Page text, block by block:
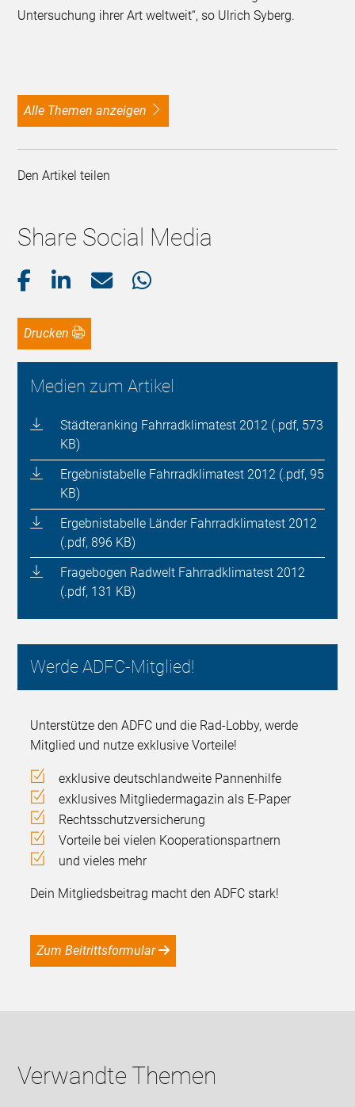
Untersuchung ihrer Art weltweit“, so Ulrich Syberg.
alle Themen anzeigen
Den Artikel teilen
Share Social Media
Drucken
Medien zum Artikel
Städteranking Fahrradklimatest 2012 (.pdf, 573
KB)
Ergebnistabelle Fahrradklimatest 2012 (.pdf, 95
KB)
Ergebnistabelle Länder Fahrradklimatest 2012
(.pdf, 896 KB)
Fragebogen Radwelt Fahrradklimatest 2012
(.pdf, 131 KB)
Werde ADFC-Mitglied!
Unterstütze den ADFC und die Rad-Lobby, werde
Mitglied und nutze exklusive Vorteile!
exklusive deutschlandweite Pannenhilfe
exklusives Mitgliedermagazin als E-Paper
Rechtsschutzversicherung
Vorteile bei vielen Kooperationspartnern
und vieles mehr
Dein Mitgliedsbeitrag macht den ADFC stark!
Zum Beitrittsformular
Verwandte Themen